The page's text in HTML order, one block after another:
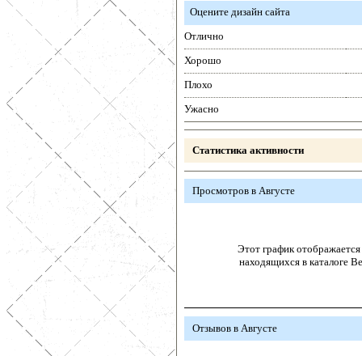
Оцените дизайн сайта
Отлично
Хорошо
Плохо
Ужасно
Статистика активности
Просмотров в Августе
Этот график отображается
находящихся в каталоге
Отзывов в Августе